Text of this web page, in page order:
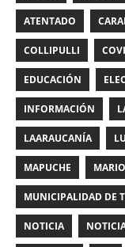
ATENTADO
COLLIPULLI
EDUCACIÓN
INFORMACIÓN
LAARAUCANÍA
MAPUCHE
MUNICIPALIDAD DE
NOTICIA